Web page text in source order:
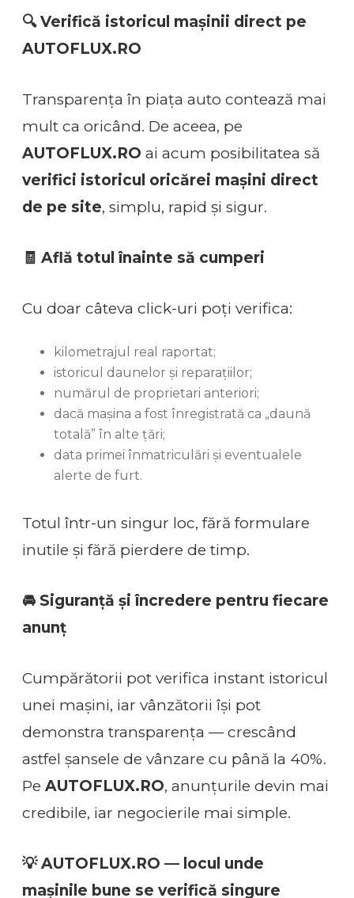
🔍 Verifică istoricul mașinii direct pe
AUTOFLUX.RO
Transparența în piața auto contează mai
mult ca oricând. De aceea, pe
AUTOFLUX.RO ai acum posibilitatea să
verifici istoricul oricărei mașini direct
de pe site, simplu, rapid și sigur.
🧾 Află totul înainte să cumperi
Cu doar câteva click-uri poți verifica:
kilometrajul real raportat;
istoricul daunelor și reparațiilor;
numărul de proprietari anteriori;
dacă mașina a fost înregistrată ca „daună
totală” în alte țări;
data primei înmatriculări și eventualele
alerte de furt.
Totul într-un singur loc, fără formulare
inutile și fără pierdere de timp.
🚘 Siguranță și încredere pentru fiecare
anunț
Cumpărătorii pot verifica instant istoricul
unei mașini, iar vânzătorii își pot
demonstra transparența — crescând
astfel șansele de vânzare cu până la 40%.
Pe AUTOFLUX.RO, anunțurile devin mai
credibile, iar negocierile mai simple.
💡 AUTOFLUX.RO — locul unde
mașinile bune se verifică singure